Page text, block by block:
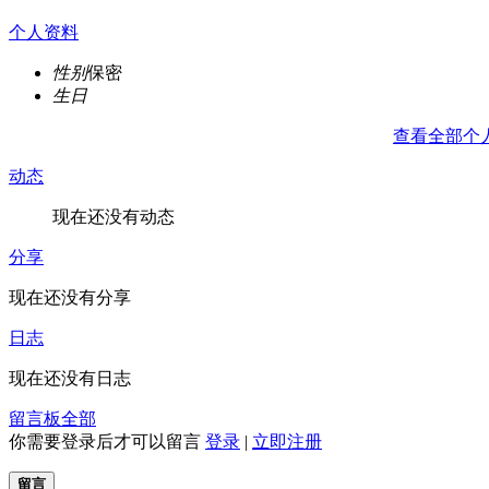
个人资料
性别保密
生日
查看全部个
动态
现在还没有动态
分享
现在还没有分享
日志
现在还没有日志
留言板全部
你需要登录后才可以留言 登录 | 立即注册
留言